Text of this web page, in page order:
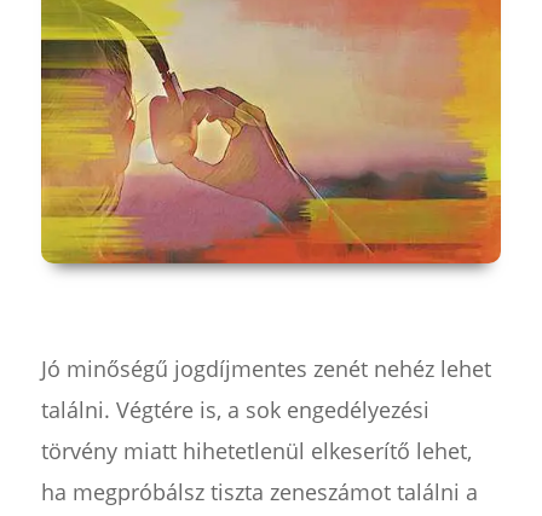
Jó minőségű jogdíjmentes zenét nehéz lehet
találni. Végtére is, a sok engedélyezési
törvény miatt hihetetlenül elkeserítő lehet,
ha megpróbálsz tiszta zeneszámot találni a